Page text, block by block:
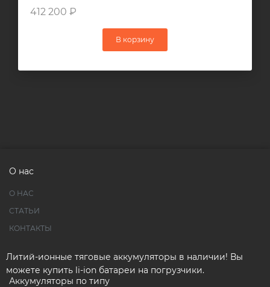
412 200 ₽
В корзину
О нас
О НАС
СТАТЬИ
КОНТАКТЫ
Литий-ионные тяговые аккумуляторы в наличии! Вы
можете купить li-ion батареи на погрузчики.
Аккумуляторы по типу